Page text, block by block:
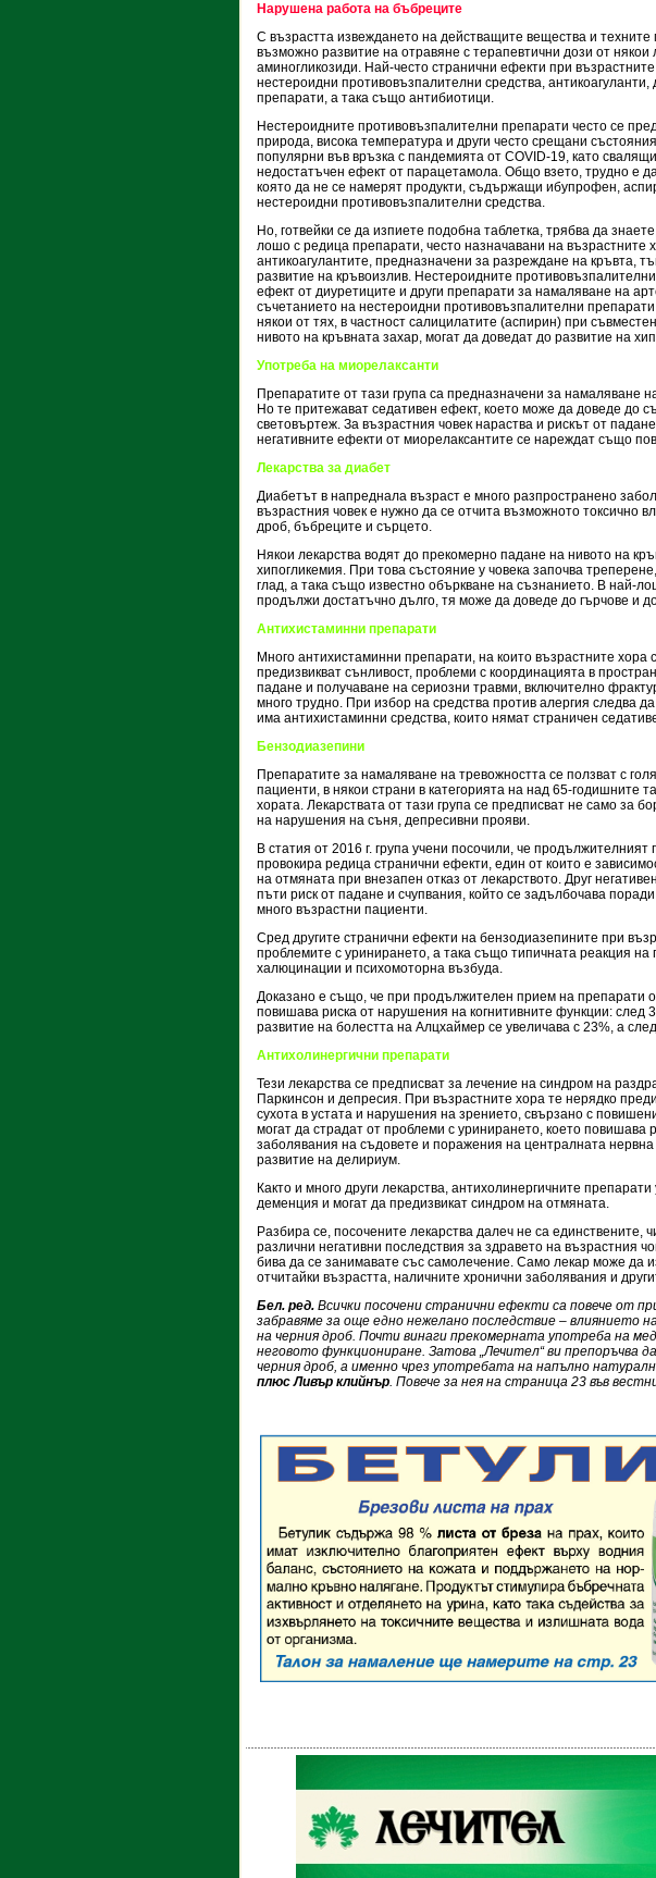
Нарушена работа на бъбреците
С възрастта извеждането на действащите вещества и
възможно развитие на отравяне с терапевтични дози от някои
аминогликозиди. Най-често странични ефекти при
нестероидни противовъзпалителни средства,
препарати, а така също антибиотици.
Нестероидните противовъзпалителни препарати често се
природа, висока температура и други често срещани
популярни във връзка с пандемията от COVID-19, като
недостатъчен ефект от парацетамола. Общо взето, трудно е
която да не се намерят продукти, съдържащи ибупрофен,
нестероидни противовъзпалителни средства.
Но, готвейки се да изпиете подобна таблетка, трябва да
лошо с редица препарати, често назначавани на възрастните
антикоагулантите, предназначени за разреждане на кръвта,
развитие на кръвоизлив. Нестероидните
ефект от диуретиците и други препарати за намаляване на
съчетанието на нестероидни противовъзпалителни препарати
някои от тях, в частност салицилатите (аспирин) при
нивото на кръвната захар, могат да доведат до развитие на
Употреба на миорелаксанти
Препаратите от тази група са предназначени за намаляване
Но те притежават седативен ефект, което може да доведе до
световъртеж. За възрастния човек нараства и рискът от
негативните ефекти от миорелаксантите се нареждат също
Лекарства за диабет
Диабетът в напреднала възраст е много разпространено
възрастния човек е нужно да се отчита възможното токсично
дроб, бъбреците и сърцето.
Някои лекарства водят до прекомерно падане на нивото на
хипогликемия. При това състояние у човека започва
глад, а така също известно объркване на съзнанието. В най-
продължи достатъчно дълго, тя може да доведе до гърчове и
Антихистаминни препарати
Много антихистаминни препарати, на които възрастните хора
предизвикват сънливост, проблеми с координацията в
падане и получаване на сериозни травми, включително
много трудно. При избор на средства против алергия следва
има антихистаминни средства, които нямат страничен
Бензодиазепини
Препаратите за намаляване на тревожността се ползват с
пациенти, в някои страни в категорията на над 65-годишните
хората. Лекарствата от тази група се предписват не само за
на нарушения на съня, депресивни прояви.
В статия от 2016 г. група учени посочили, че
провокира редица странични ефекти, един от които е
на отмяната при внезапен отказ от лекарството. Друг
пъти риск от падане и счупвания, който се задълбочава
много възрастни пациенти.
Сред другите странични ефекти на бензодиазепините при
проблемите с уринирането, а така също типичната реакция
халюцинации и психомоторна възбуда.
Доказано е също, че при продължителен прием на препарати
повишава риска от нарушения на когнитивните функции: след
развитие на болестта на Алцхаймер се увеличава с 23%, а
Антихолинергични препарати
Тези лекарства се предписват за лечение на синдром на
Паркинсон и депресия. При възрастните хора те нерядко
сухота в устата и нарушения на зрението, свързано с
могат да страдат от проблеми с уринирането, което повишава
заболявания на съдовете и поражения на централната
развитие на делириум.
Както и много други лекарства, антихолинергичните
деменция и могат да предизвикат синдром на отмяната.
Разбира се, посочените лекарства далеч не са единствените,
различни негативни последствия за здравето на възрастния
бива да се занимавате със самолечение. Само лекар може да
отчитайки възрастта, наличните хронични заболявания и
Бел. ред. Всички посочени странични ефекти са повече от
забравяме за още едно нежелано последствие – влиянието
на черния дроб. Почти винаги прекомерната употреба на
неговото функциониране. Затова „Лечител“ ви препоръчва
черния дроб, а именно чрез употребата на напълно
плюс Ливър клийнър. Повече за нея на страница 23 във